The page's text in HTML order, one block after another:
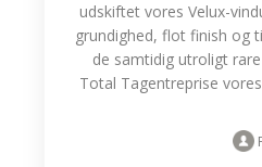
udskiftet vores Velux-
grundighed, flot finish og
de samtidig utroligt
Total Tagentreprise